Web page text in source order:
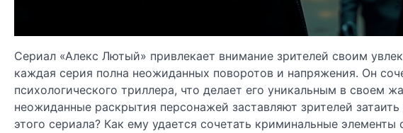
Сериал «Алекс Лютый» привлекает внимание зрителей своим
каждая серия полна неожиданных поворотов и напряжения. Он
психологического триллера, что делает его уникальным в своем
неожиданные раскрытия персонажей заставляют зрителей
этого сериала? Как ему удается сочетать криминальные